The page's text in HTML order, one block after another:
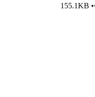
155.1KB •